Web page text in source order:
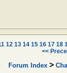
12 13 14 15 16 17 18
<<
Forum Index >